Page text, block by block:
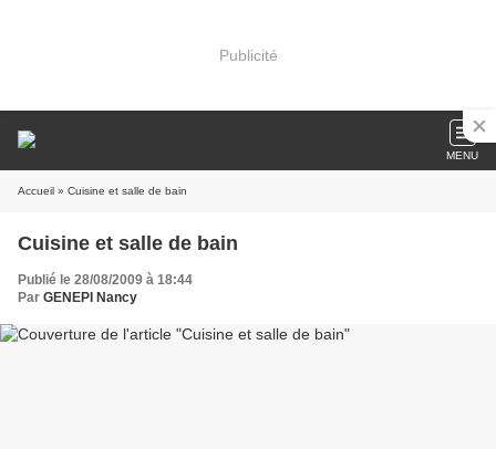
Publicité
MENU
Accueil » Cuisine et salle de bain
Cuisine et salle de bain
Publié le 28/08/2009 à 18:44
Par GENEPI Nancy